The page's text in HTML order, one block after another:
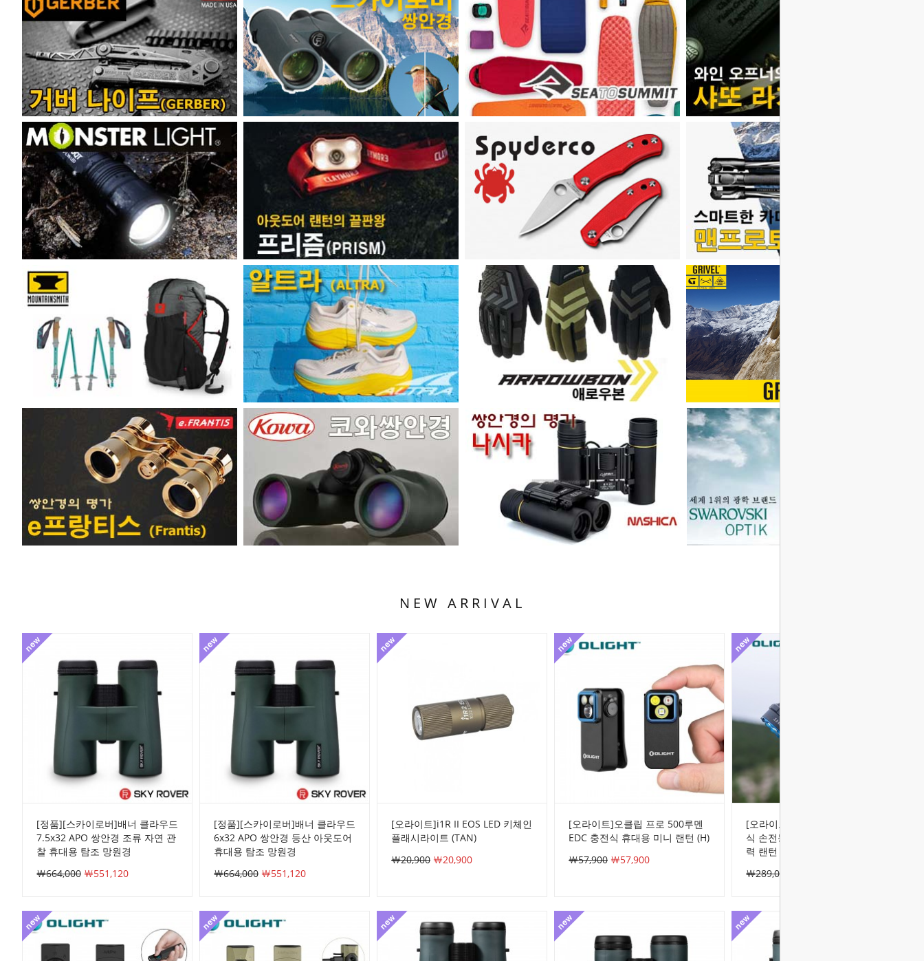
NEW ARRIVAL
[정품][스카이로버]배너 클라우드
7.5x32 APO 쌍안경 조류 자연 관
찰 휴대용 탐조 망원경
￦664,000 ￦551,120
[정품][스카이로버]배너 클라우드
6x32 APO 쌍안경 등산 아웃도어
휴대용 탐조 망원경
￦664,000 ￦551,120
[오라이트]i1R II EOS LED 키체인
플래시라이트 (TAN)
￦20,900 ￦20,900
[오라이트]오클립 프로 500루멘
EDC 충전식 휴대용 미니 랜턴 (H)
￦57,900 ￦57,900
[오라이트]머라우더 미니 2 충전
식 손전등 C타입 10000루멘 초강
력 랜턴
￦289,000